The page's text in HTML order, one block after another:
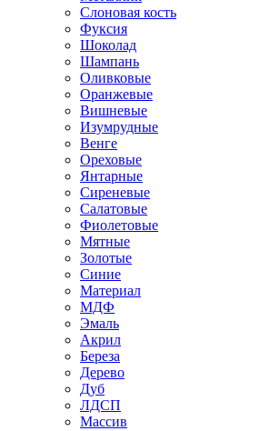
Слоновая кость
Фуксия
Шоколад
Шампань
Оливковые
Оранжевые
Вишневые
Изумрудные
Венге
Ореховые
Янтарные
Сиреневые
Салатовые
Фиолетовые
Мятные
Золотые
Синие
Материал
МДФ
Эмаль
Акрил
Береза
Дерево
Дуб
ЛДСП
Массив